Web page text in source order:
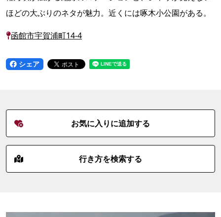
ほどの大ぶりのネタが魅力。近くには啄木小公園がある。
函館市宇賀浦町14-4
シェア
お気に入りに追加する
行き方を検索する